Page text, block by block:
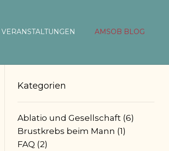
VERANSTALTUNGEN AMSOB BLOG
Kategorien
Ablatio und Gesellschaft(6)
Brustkrebs beim Mann (1)
FAQ (2)